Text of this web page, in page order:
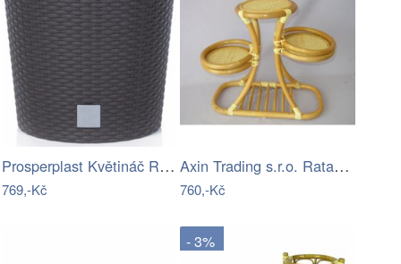
Prosperplast Květináč Rato Knitted…
769,-Kč
Axin Trading s.r.o. Ratanový stojánek…
760,-Kč
- 3%